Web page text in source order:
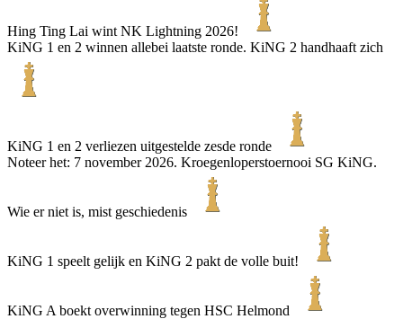
Hing Ting Lai wint NK Lightning 2026!
KiNG 1 en 2 winnen allebei laatste ronde. KiNG 2 handhaaft zich
KiNG 1 en 2 verliezen uitgestelde zesde ronde
Noteer het: 7 november 2026. Kroegenloperstoernooi SG KiNG.
Wie er niet is, mist geschiedenis
KiNG 1 speelt gelijk en KiNG 2 pakt de volle buit!
KiNG A boekt overwinning tegen HSC Helmond